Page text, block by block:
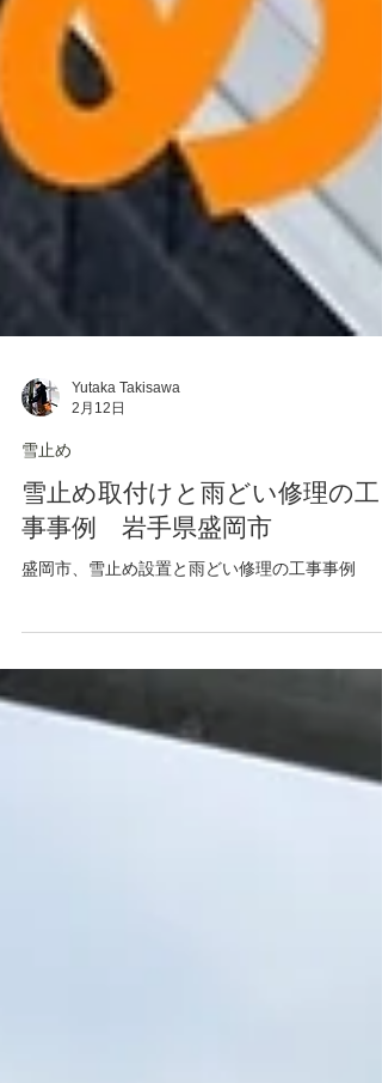
Yutaka Takisawa
2月12日
雪止め
盛岡市、雪止め設置と雨どい修理の工事事例